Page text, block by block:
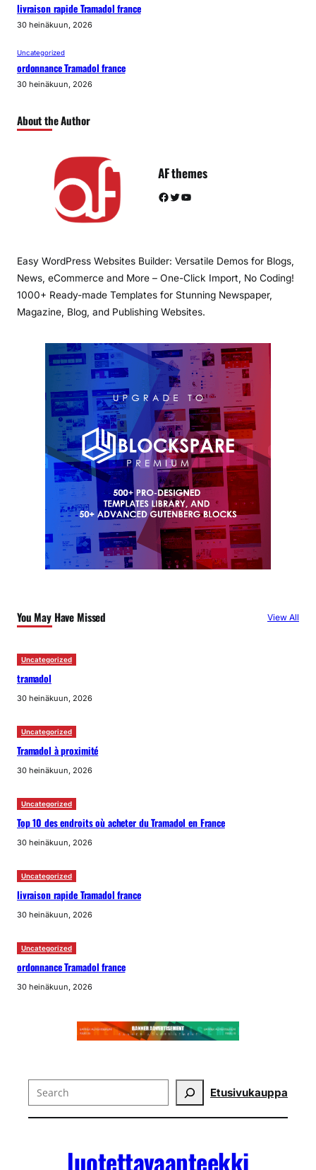
livraison rapide Tramadol france
30 heinäkuun, 2026
Uncategorized
ordonnance Tramadol france
30 heinäkuun, 2026
About the Author
AF themes
Facebook Twitter YouTube
Easy WordPress Websites Builder: Versatile Demos for Blogs,
News, eCommerce and More – One-Click Import, No Coding!
1000+ Ready-made Templates for Stunning Newspaper,
Magazine, Blog, and Publishing Websites.
You May Have Missed View All
Uncategorized
tramadol
30 heinäkuun, 2026
Uncategorized
Tramadol à proximité
30 heinäkuun, 2026
Uncategorized
Top 10 des endroits où acheter du Tramadol en France
30 heinäkuun, 2026
Uncategorized
livraison rapide Tramadol france
30 heinäkuun, 2026
Uncategorized
ordonnance Tramadol france
30 heinäkuun, 2026
Search Etusivukauppa
luotettavaapteekki